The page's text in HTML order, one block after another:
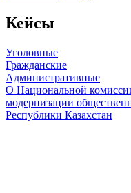
Кейсы
Уголовные
Гражданские
Административные
О Национальной
модернизации
Республики Казахстан